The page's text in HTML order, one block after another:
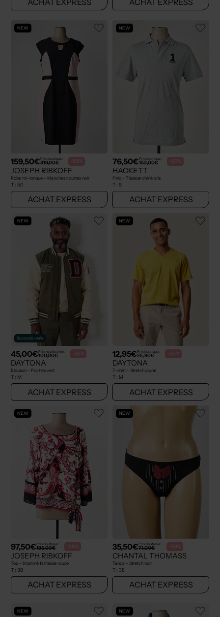
NEW
159,50€Prix boutique :
319,00€ -50%
JOSEPH RIBKOFF
Robe mi-longue - Manches courtes noir
T : 50
ACHAT EXPRESS
NEW
76,50€Prix boutique :
153,00€ -50%
HACKETT
Polo - Tissage chiné gris
T : S
ACHAT EXPRESS
NEW
Seconde main
45,00€Prix neuf estimé :
100,00€ -55%
DAYTONA
Blouson - Poches vert
T : M
ACHAT EXPRESS
NEW
12,95€Prix boutique :
25,90€ -50%
DAYTONA
T-shirt - Stretch jaune
T : M
ACHAT EXPRESS
NEW
97,50€Prix boutique :
195,00€ -50%
JOSEPH RIBKOFF
Top - Imprimé fantaisie rouge
T : 38
ACHAT EXPRESS
NEW
35,50€Prix boutique :
71,00€ -50%
CHANTAL THOMASS
Tanga - Stretch noir
T : 38
ACHAT EXPRESS
NEW NEW